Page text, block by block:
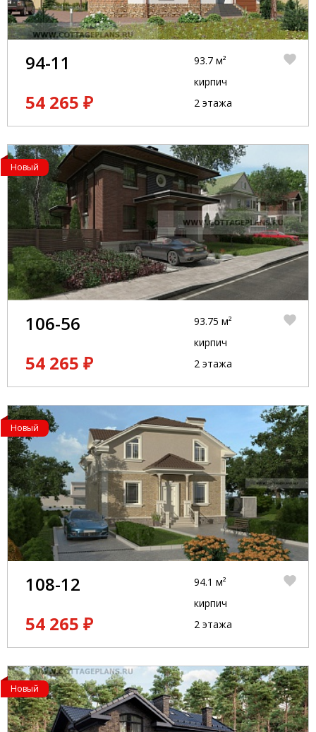
94-11
54 265 ₽
93.7 м²
кирпич
2 этажа
Новый
106-56
54 265 ₽
93.75 м²
кирпич
2 этажа
Новый
108-12
54 265 ₽
94.1 м²
кирпич
2 этажа
Новый